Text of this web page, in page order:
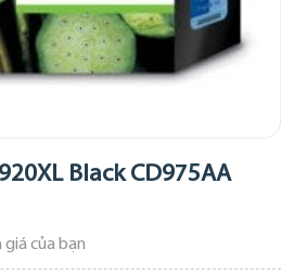
Black CD975AA
giá của bạn